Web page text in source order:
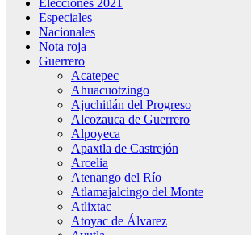
Elecciones 2021
Especiales
Nacionales
Nota roja
Guerrero
Acatepec
Ahuacuotzingo
Ajuchitlán del Progreso
Alcozauca de Guerrero
Alpoyeca
Apaxtla de Castrejón
Arcelia
Atenango del Río
Atlamajalcingo del Monte
Atlixtac
Atoyac de Álvarez